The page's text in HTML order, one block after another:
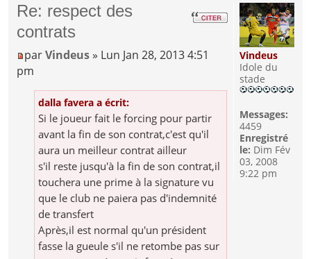
Re: respect des
contrats
parVindeus » Lun Jan 28, 2013 4:51
pm
dalla favera a écrit:
Si le joueur fait le forcing pour partir
avant la fin de son contrat,c'est qu'il
aura un meilleur contrat ailleur
s'il reste jusqu'à la fin de son contrat,il
touchera une prime à la signature vu
que le club ne paiera pas d'indemnité
de transfert
Après,il est normal qu'un président
fasse la gueule s'il ne retombe pas sur
Vindeus
Idole du
stade
Messages:
4459
Enregistré
le: Dim Fév
03, 2008
9:22 pm